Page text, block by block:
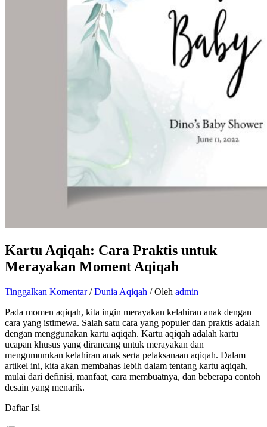
Kartu Aqiqah: Cara Praktis untuk
Merayakan Moment Aqiqah
Tinggalkan Komentar /Dunia Aqiqah / Oleh admin
Pada momen aqiqah, kita ingin merayakan kelahiran anak dengan
cara yang istimewa. Salah satu cara yang populer dan praktis adalah
dengan menggunakan kartu aqiqah. Kartu aqiqah adalah kartu
ucapan khusus yang dirancang untuk merayakan dan
mengumumkan kelahiran anak serta pelaksanaan aqiqah. Dalam
artikel ini, kita akan membahas lebih dalam tentang kartu aqiqah,
mulai dari definisi, manfaat, cara membuatnya, dan beberapa contoh
desain yang menarik.
Daftar Isi